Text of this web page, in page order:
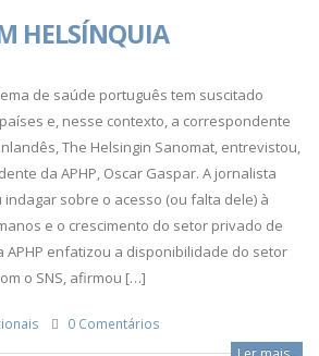
HELSÍNQUIA
de saúde português tem suscitado
e, nesse contexto, a correspondente
The Helsingin Sanomat, entrevistou,
da APHP, Oscar Gaspar. A jornalista
sobre o acesso (ou falta dele) à
e o crescimento do setor privado de
APHP enfatizou a disponibilidade do setor
o SNS, afirmou […]
0 Comentários